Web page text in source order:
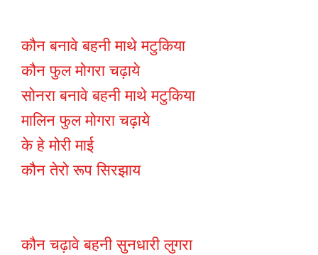
कौन बनावे बहनी माथे मटुकिया
कौन फुल मोगरा चढ़ाये
सोनरा बनावे बहनी माथे मटुकिया
मालिन फुल मोगरा चढ़ाये
के हे मोरी माई
कौन तेरो रूप सिरझाय
कौन चढ़ावे बहनी सुनधारी लुगरा